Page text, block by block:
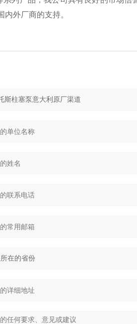
外厂商的支持。